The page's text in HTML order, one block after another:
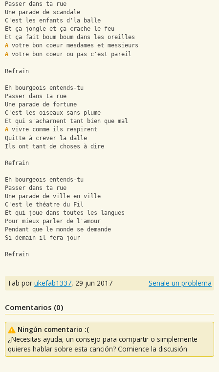
Passer dans ta rue
Une parade de scandale
C'est les enfants d'la balle
Et ça jongle et ça crache le feu
Et ça fait boum boum dans les oreilles
A votre bon coeur mesdames et messieurs
A votre bon coeur ou pas c'est pareil
Refrain
Eh bourgeois entends-tu
Passer dans ta rue
Une parade de fortune
C'est les oiseaux sans plume
Et qui s'acharnent tant bien que mal
A vivre comme ils respirent
Quitte à crever la dalle
Ils ont tant de choses à dire
Refrain
Eh bourgeois entends-tu
Passer dans ta rue
Une parade de ville en ville
C'est le théatre du Fil
Et qui joue dans toutes les langues
Pour mieux parler de l'amour
Pendant que le monde se demande
Si demain il fera jour
Refrain
Tab por ukefab1337, 29 jun 2017 Señale un problema
Comentarios (0)
Ningún comentario :(
¿Necesitas ayuda, un consejo para compartir o simplemente
quieres hablar sobre esta canción? Comience la discusión